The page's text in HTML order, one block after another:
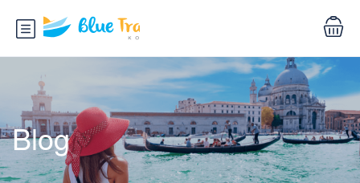
Blog